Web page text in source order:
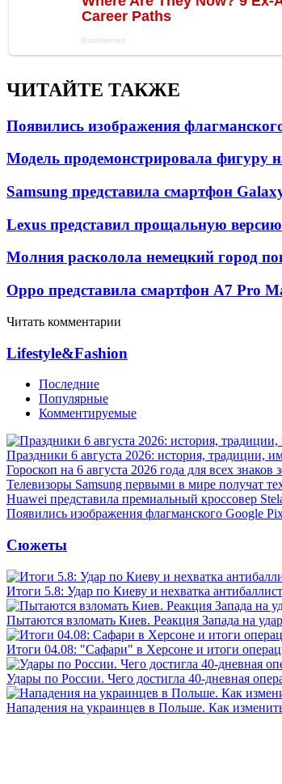
ЧИТАЙТЕ ТАКЖЕ
Появились изображения
Модель продемонстрировала фигуру
Samsung представила смартфон
Lexus представил прощальную
Молния расколола немецкий город
Oppo представила смартфон A7 Pro
Читать комментарии
Lifestyle&Fashion
Последние
Популярные
Комментируемые
Праздники 6 августа 2026: история, традиции,
Гороскоп на 6 августа 2026 года для всех знаков
Телевизоры Samsung первыми в мире получат
Huawei представила премиальный кроссовер
Появились изображения флагманского Google
Сюжеты
Итоги 5.8: Удар по Киеву и нехватка
Пытаются взломать Киев. Реакция Запада на удар
Итоги 04.08: "Сафари" в Херсоне и итоги
Удары по России. Чего достигла 40-дневная
Нападения на украинцев в Польше. Как